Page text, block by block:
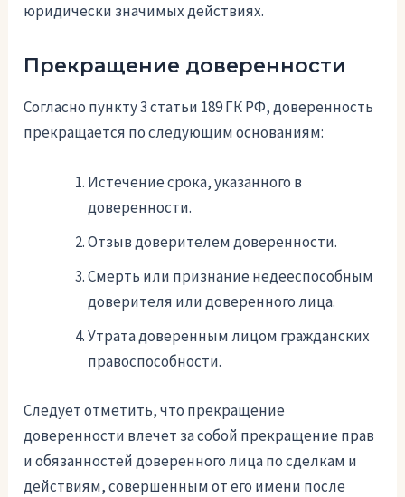
юридически значимых действиях.
Прекращение доверенности
Согласно пункту 3 статьи 189 ГК РФ, доверенность
прекращается по следующим основаниям:
Истечение срока, указанного в
доверенности.
Отзыв доверителем доверенности.
Смерть или признание недееспособным
доверителя или доверенного лица.
Утрата доверенным лицом гражданских
правоспособности.
Следует отметить, что прекращение
доверенности влечет за собой прекращение прав
и обязанностей доверенного лица по сделкам и
действиям, совершенным от его имени после